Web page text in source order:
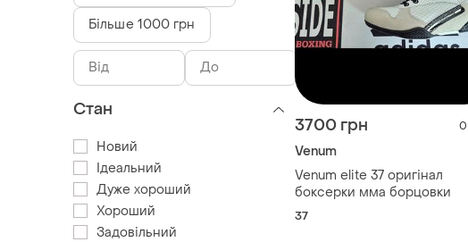
3700 грн 0
Venum
Venum elite 37 оригінал
боксерки мма борцовки
37
Більше 1000 грн
Стан
Новий
Ідеальний
Дуже хороший
Хороший
Задовільний